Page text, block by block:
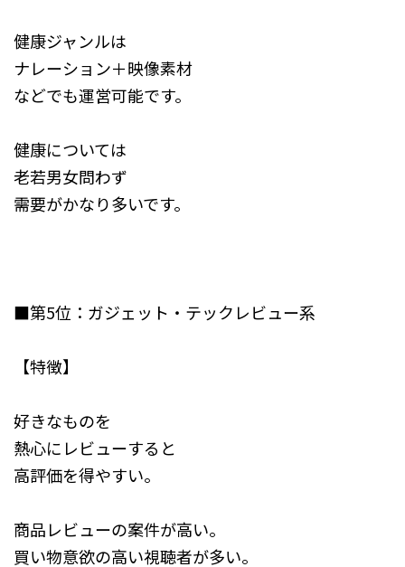
健康ジャンルは
ナレーション＋映像素材
などでも運営可能です。
健康については
老若男女問わず
需要がかなり多いです。
■第5位：ガジェット・テックレビュー系
【特徴】
好きなものを
熱心にレビューすると
高評価を得やすい。
商品レビューの案件が高い。
買い物意欲の高い視聴者が多い。